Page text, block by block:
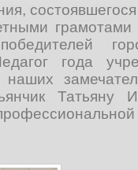
состоявшегося
года
Татьяну